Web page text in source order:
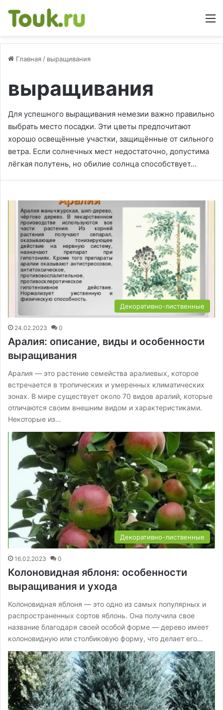
Главная / выращивания
выращивания
Для успешного выращивания немезии важно правильно
выбрать место посадки. Эти цветы предпочитают
хорошо освещённые участки, защищённые от сильного
ветра. Если солнечных мест недостаточно, допустима
лёгкая полутень, но обилие солнца способствует…
Декоративно-лиственные
24.02.2023 0
Аралия: описание, виды и особенности
выращивания
Аралия — это растение семейства аралиевых, которое
встречается в тропических и умеренных климатических
зонах. В мире существует около 70 видов аралий, которые
отличаются своим внешним видом и характеристиками.
Некоторые из…
Декоративно-лиственные
16.02.2023 0
Колоновидная яблоня: особенности
выращивания и ухода
Колоновидная яблоня — это одно из самых популярных и
распространенных сортов яблонь. Она получила свое
название благодаря своей особой форме — дерево имеет
колоновидную или столбиковую форму, что делает его…